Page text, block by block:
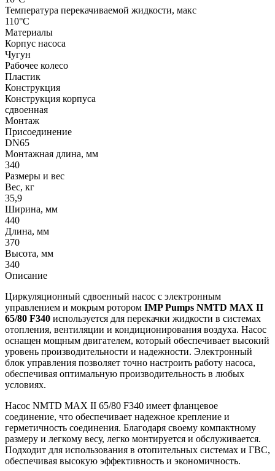
Температура перекачиваемой жидкости, макс
110°C
Материалы
Корпус насоса
Чугун
Рабочее колесо
Пластик
Конструкция
Конструкция корпуса
сдвоенная
Монтаж
Присоединение
DN65
Монтажная длина, мм
340
Размеры и вес
Вес, кг
35,9
Ширина, мм
440
Длина, мм
370
Высота, мм
340
Описание
Циркуляционный сдвоенный насос с электронным
управлением и мокрым ротором IMP Pumps NMTD MAX II
65/80 F340 используется для перекачки жидкости в системах
отопления, вентиляции и кондиционирования воздуха. Насос
оснащен мощным двигателем, который обеспечивает высокий
уровень производительности и надежности. Электронный
блок управления позволяет точно настроить работу насоса,
обеспечивая оптимальную производительность в любых
условиях.
Насос NMTD MAX II 65/80 F340 имеет фланцевое
соединение, что обеспечивает надежное крепление и
герметичность соединения. Благодаря своему компактному
размеру и легкому весу, легко монтируется и обслуживается.
Подходит для использования в отопительных системах и ГВС,
обеспечивая высокую эффективность и экономичность.